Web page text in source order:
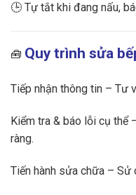
🕒 Tự tắt khi đang nấu,
🧰 Quy trình sửa
Tiếp nhận thông tin – Tư
Kiểm tra & báo lỗi cụ thể
ràng.
Tiến hành sửa chữa – Sử